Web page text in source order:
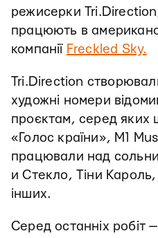
режисерки
працюють в
компанії Freckled Sky.
Tri.Direction
художні номери
проєктам, серед яких
«Голос країни», М1
працювали над
и Стекло, Тіни
інших.
Серед останніх робіт